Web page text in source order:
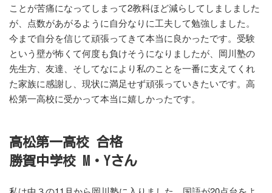
ことが苦痛になってしまって2教科ほど減らしてしましました
が、点数があがるように自分なりに工夫して勉強しました。
今まで自分を信じて頑張ってきて本当に良かったです。受験
という壁が怖くて何度も負けそうになりましたが、岡川塾の
先生方、友達、そしてなにより私のことを一番に支えてくれ
た家族に感謝し、現状に満足せず頑張っていきたいです。高
松第一高校に受かって本当に嬉しかったです。
高松第一高校 合格
勝賀中学校 M・Yさん